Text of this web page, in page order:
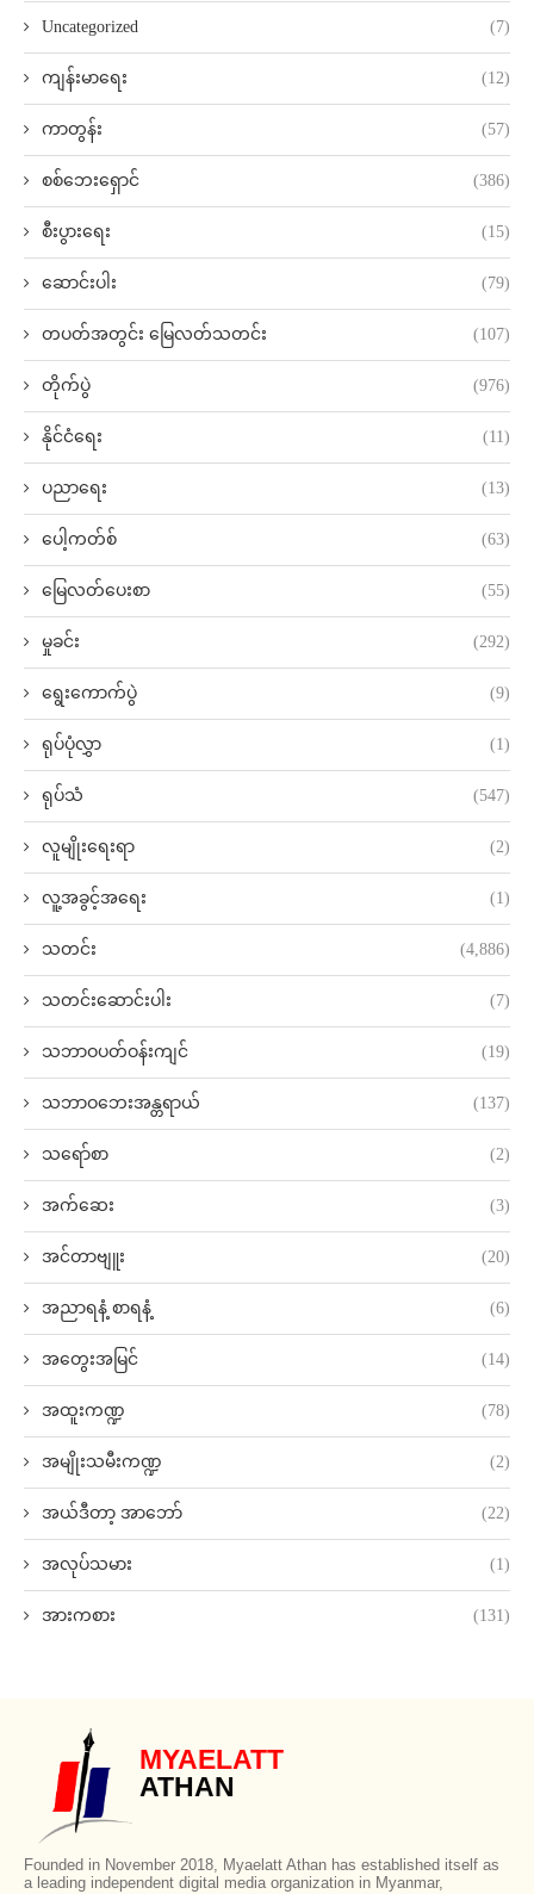
Uncategorized (7)
ကျန်းမာရေး (12)
ကာတွန်း (57)
စစ်ဘေးရှောင် (386)
စီးပွားရေး (15)
ဆောင်းပါး (79)
တပတ်အတွင်း မြေလတ်သတင်း (107)
တိုက်ပွဲ (976)
နိုင်ငံရေး (11)
ပညာရေး (13)
ပေါ့ကတ်စ် (63)
မြေလတ်ပေးစာ (55)
မှုခင်း (292)
ရွေးကောက်ပွဲ (9)
ရုပ်ပုံလွှာ (1)
ရုပ်သံ (547)
လူမျိုးရေးရာ (2)
လူ့အခွင့်အရေး (1)
သတင်း (4,886)
သတင်းဆောင်းပါး (7)
သဘာဝပတ်ဝန်းကျင် (19)
သဘာဝဘေးအန္တရာယ် (137)
သရော်စာ (2)
အက်ဆေး (3)
အင်တာဗျူး (20)
အညာရနံ့ စာရနံ့ (6)
အတွေးအမြင် (14)
အထူးကဏ္ဍ (78)
အမျိုးသမီးကဏ္ဍ (2)
အယ်ဒီတာ့ အာဘော် (22)
အလုပ်သမား (1)
အားကစား (131)
MYAELATT
ATHAN
Founded in November 2018, Myaelatt Athan has established itself as
a leading independent digital media organization in Myanmar,